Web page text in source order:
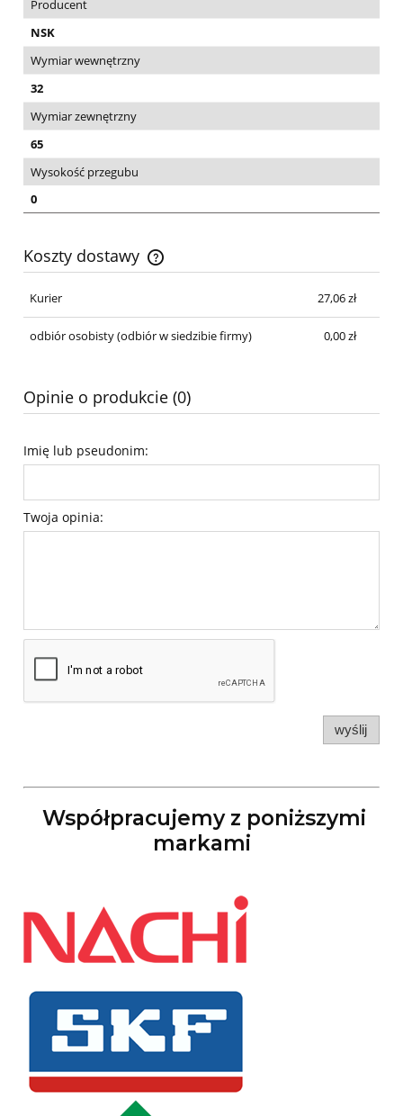
Producent
NSK
Wymiar wewnętrzny
32
Wymiar zewnętrzny
65
Wysokość przegubu
0
Koszty dostawy
Cena nie zawiera ewentualnych kosztów płatności
Kurier
27,06 zł
odbiór osobisty(odbiór w siedzibie firmy) 0,00 zł
Opinie o produkcie (0)
Imię lub pseudonim:
Twoja opinia:
wyślij
Współpracujemy z poniższymi
markami